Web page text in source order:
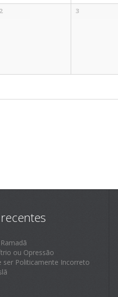
3
ou Opressão
ser Politicamente Incorreto